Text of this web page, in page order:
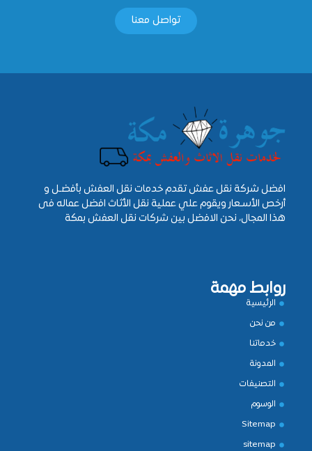
تواصل معنا
افضل شركة نقل عفش تقدم خدمات نقل العفش بأفضـل و
أرخص الأسـعار ويقوم علي عملية نقل الأثاث افضل عماله فى
هذا المجال، نحن الافضل بين شركات نقل العفش بمكة
روابط مهمة
الرئيسية
من نحن
خدماتنا
المدونة
التصنيفات
الوسوم
Sitemap
sitemap